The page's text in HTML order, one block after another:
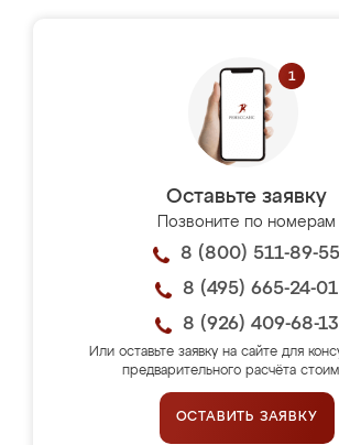
Оставьте заявку
Позвоните по номерам
8 (800) 511-89-55
8 (495) 665-24-01
8 (926) 409-68-13
Или оставьте заявку на сайте для
предварительного расчёта
ОСТАВИТЬ ЗАЯВКУ